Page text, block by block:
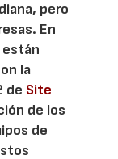
pero
En
están
la
de Site
de los
de